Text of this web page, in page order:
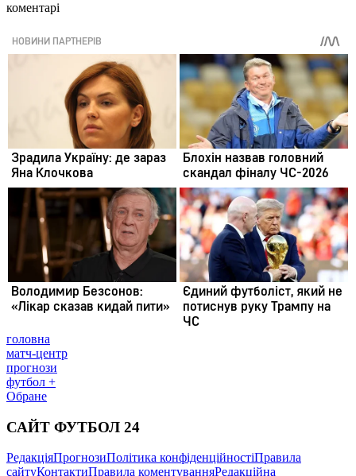
коментарі
головна
матч-центр
прогнози
футбол +
Обране
САЙТ ФУТБОЛ 24
РедакціяПрогнозиПолітика конфіденційностіПравила
сайтуКонтактиПравила коментуванняРедакційна